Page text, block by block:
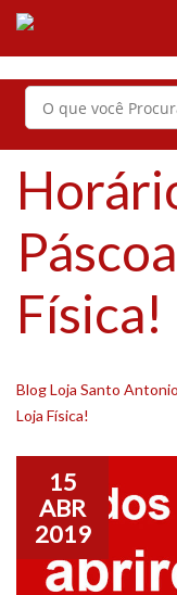
Física!
Blog Loja Santo Antonio
Loja Física!
15
ABR
2019